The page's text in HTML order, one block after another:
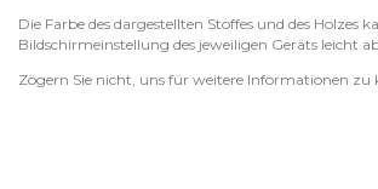
Die Farbe des dargestellten Stoffes und des Holzes
Bildschirmeinstellung des jeweiligen Geräts leicht
Zögern Sie nicht, uns für weitere Informationen zu